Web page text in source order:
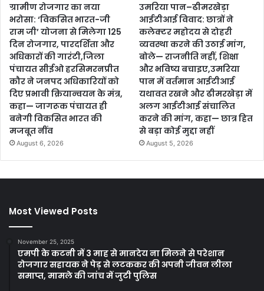
ग्रामीण रोजगार का नया
भरोसा: ‘विकसित भारत-जी
राम जी’ योजना से मिलेगा 125
दिन रोजगार, पारदर्शिता और
अधिकारों की गारंटी,जिला
पंचायत सीईओ हरसिमरनप्रीत
कौर ने जनपद अधिकारियों को
दिए प्रभावी क्रियान्वयन के मंत्र,
कहा— जागरूक पंचायत ही
बनेगी विकसित भारत की
मजबूत नींव
August 6, 2026
उमरिया पान–ढीमरखेड़ा
आईटीआई विवाद: छात्रों ने
कलेक्टर महोदय से दोहरी
व्यवस्था करने की उठाई मांग,
बोले— राजनीति नहीं, शिक्षा
और भविष्य बचाइए,उमरिया
पान में वर्तमान आईटीआई
यथावत रखने और ढीमरखेड़ा में
अलग आईटीआई संचालित
करने की मांग, कहा— छात्र हित
से बड़ा कोई मुद्दा नहीं
August 5, 2026
Most Viewed Posts
November 25, 2025
एमपी के कटनी में 3 माह से मानदेय ना मिलने से परेशान
रोजगार सहायक ने पेड़ से लटककर की अपनी जीवन लीला
समाप्त, मामले की जांच में जुटी पुलिस